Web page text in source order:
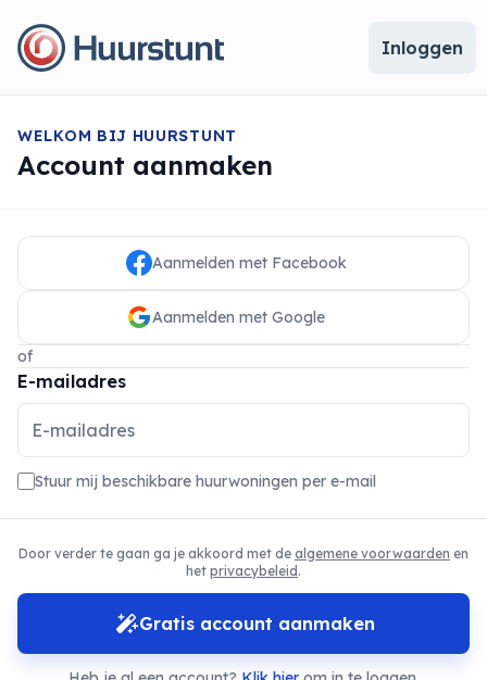
Inloggen
WELKOM BIJ HUURSTUNT
Account aanmaken
Aanmelden met Facebook
Aanmelden met Google
of
E-mailadres
Stuur mij beschikbare huurwoningen per e-mail
Door verder te gaan ga je akkoord met de algemene voorwaarden en
het privacybeleid .
Gratis account aanmaken